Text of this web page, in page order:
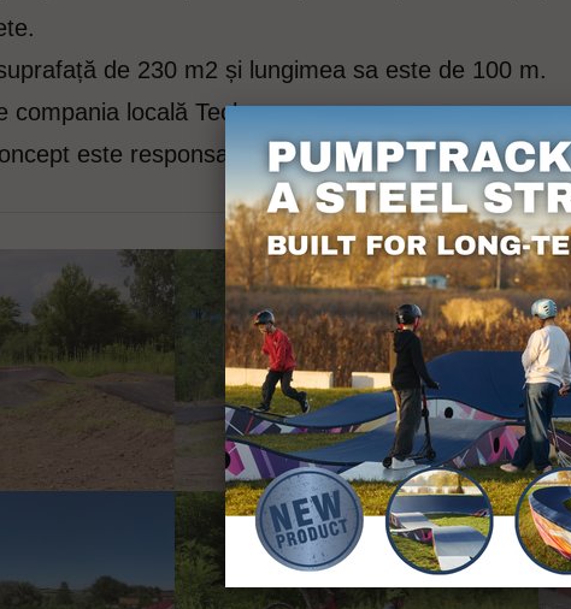
de 230 m2 și lungimea sa este de 100 m.
compania locală Techramps
este responsabilă pentru proiectarea pompei